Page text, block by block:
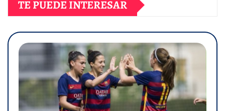
TE PUEDE INTERESAR